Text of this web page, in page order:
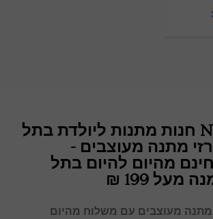
NEW MOM חנות מתנות ליולדת בתל
מתנה מעוצבים -
מהיום להיום בתל
199 ₪
מתנה מעוצבים עם משלוח מהיום